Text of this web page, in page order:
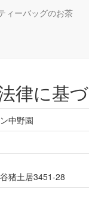
ィーバッグのお茶
律に基
中野園
猪土居3451-28